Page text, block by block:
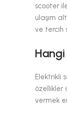
scooter
ulaşım
ve tercih
Elektrikli
özellikler
vermek